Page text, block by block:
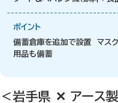
ポイント
備蓄倉庫を追加で設置 マス
用品も備蓄
＜岩手県 ✕ アース